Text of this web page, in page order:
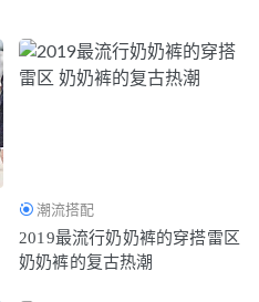
潮流搭配
2019最流行奶奶裤的穿搭雷区
奶奶裤的复古热潮
试 2.0”配色发售在即
Whisper” 最新实物曝光！颜
」Waffle One 官图释出！
钱包余额生成器 2020-08-17